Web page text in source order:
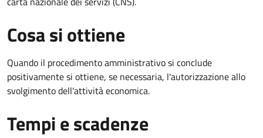
Cosa si ottiene
Quando il procedimento amministrativo si conclude
positivamente si ottiene, se necessaria, l'autorizzazione allo
svolgimento dell'attività economica.
Tempi e scadenze